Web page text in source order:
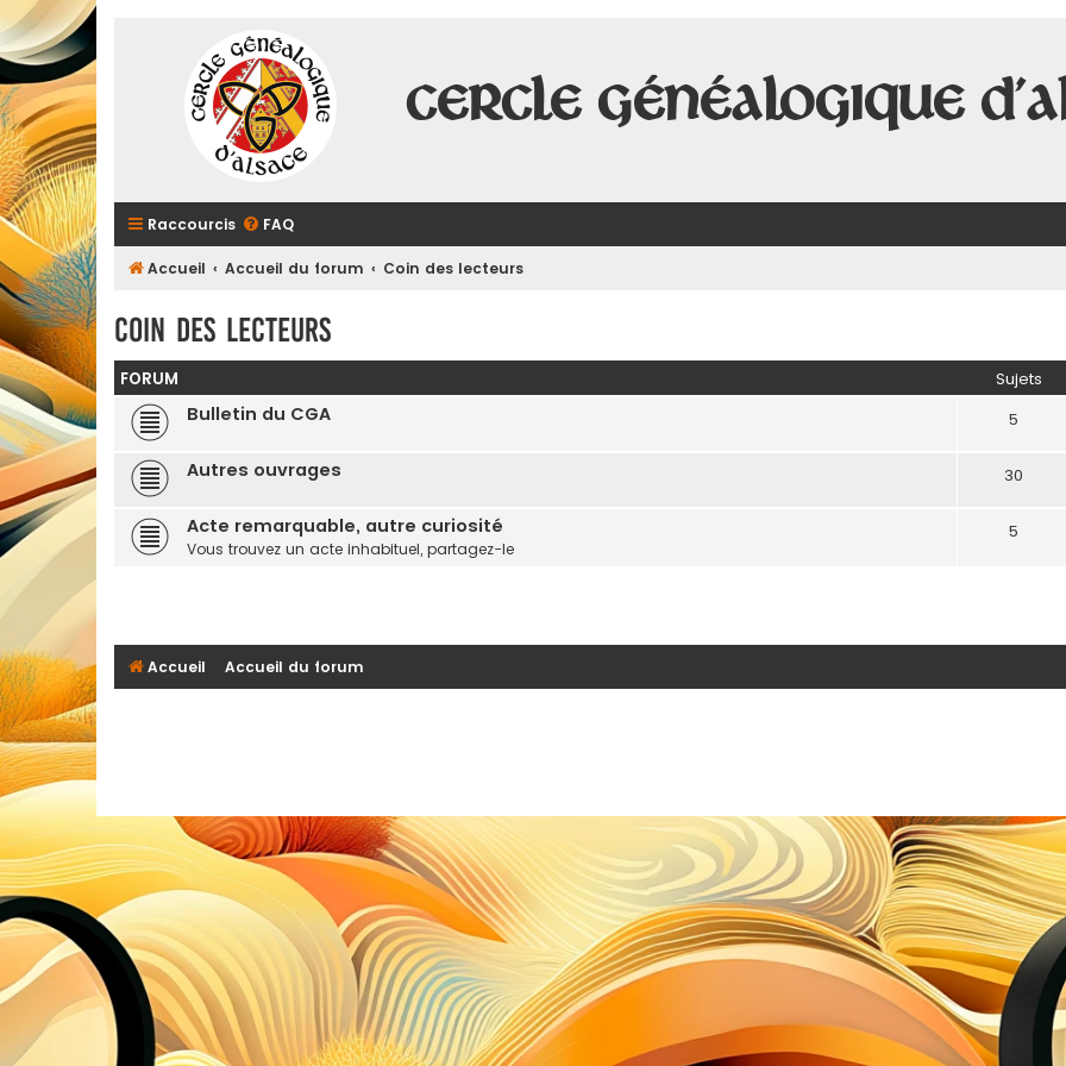
Cercle Généalogique
Raccourcis FAQ
Accueil Accueil du forum Coin des lecteurs
Coin des lecteurs
FORUM Sujets
Bulletin du CGA 5
Autres ouvrages 30
Acte remarquable, autre curiosité
Vous trouvez un acte inhabituel, partagez-le
5
Accueil Accueil du forum